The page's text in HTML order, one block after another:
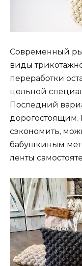
Современный
виды
переработки
цельной
Последний
сэкономить,
бабушкиным
ленты